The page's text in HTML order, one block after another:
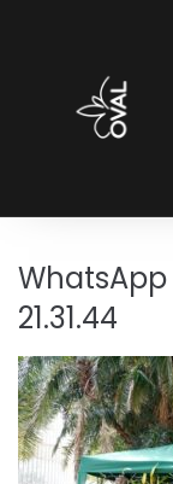
21.31.44